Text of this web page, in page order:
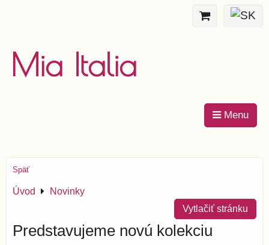
Mia Italia
Menu
Späť
Úvod
Novinky
Vytlačiť stránku
Predstavujeme novú kolekciu